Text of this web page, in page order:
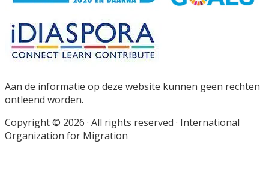
Aan de informatie op deze website kunnen geen rechten
ontleend worden.
Copyright © 2026 · All rights reserved · International
Organization for Migration